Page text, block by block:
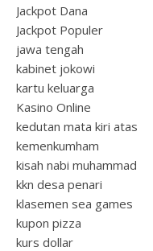
Jackpot Dana
Jackpot Populer
jawa tengah
kabinet jokowi
kartu keluarga
Kasino Online
kedutan mata kiri atas
kemenkumham
kisah nabi muhammad
kkn desa penari
klasemen sea games
kupon pizza
kurs dollar